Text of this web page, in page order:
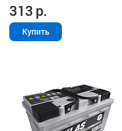
313р.
Купить